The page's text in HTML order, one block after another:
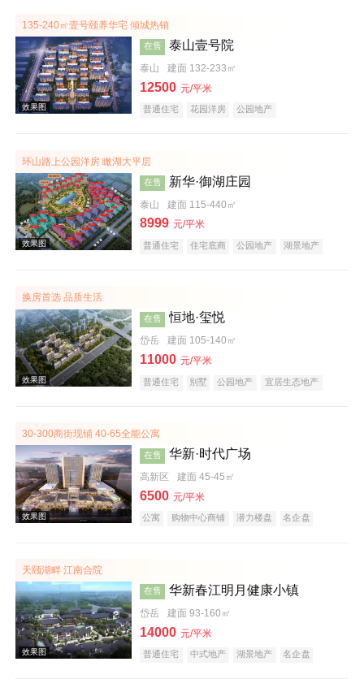
135-240㎡壹号颐养华宅 倾城热销
效果图
在售 泰山壹号院
泰山 建面 132-233㎡
12500 元/平米
普通住宅 花园洋房 公园地产
环山路上公园洋房 瞰湖大平层
效果图
在售 新华·御湖庄园
泰山 建面 115-440㎡
8999 元/平米
普通住宅 住宅底商 公园地产
湖景地产
换房首选 品质生活
在售 恒地·玺悦
岱岳 建面 105-140㎡
11000 元/平米
普通住宅 别墅 公园地产 宜居生态地产
30-300商街现铺 40-65全能公寓
在售 华新·时代广场
高新区 建面 45-45㎡
6500 元/平米
公寓 购物中心商铺 潜力楼盘 名企盘
天颐湖畔 江南合院
在售 华新春江明月健康小镇
岱岳 建面 93-160㎡
14000 元/平米
普通住宅 中式地产 湖景地产
名企盘